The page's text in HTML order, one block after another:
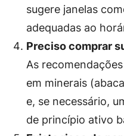
sugere janelas
adequadas ao
Preciso comprar
As
em minerais
e, se necessário,
de princípio ativo